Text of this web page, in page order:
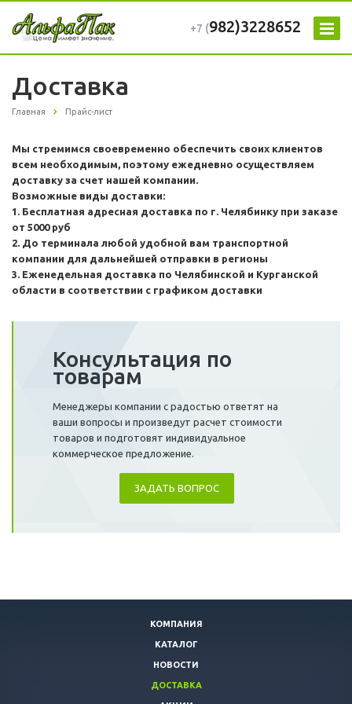
+7 (982)3228652
Доставка
Главная Прайс-лист
Мы стремимся своевременно обеспечить своих клиентов
всем необходимым, поэтому ежедневно осуществляем
доставку за счет нашей компании.
Возможные виды доставки:
1. Бесплатная адресная доставка по г. Челябинку при заказе
от 5000 руб
2. До терминала любой удобной вам транспортной
компании для дальнейшей отправки в регионы
3. Еженедельная доставка по Челябинской и Курганской
области в соответствии с графиком доставки
Консультация по
товарам
Менеджеры компании с радостью ответят на
ваши вопросы и произведут расчет стоимости
товаров и подготовят индивидуальное
коммерческое предложение.
ЗАДАТЬ ВОПРОС
КОМПАНИЯ
КАТАЛОГ
НОВОСТИ
ДОСТАВКА